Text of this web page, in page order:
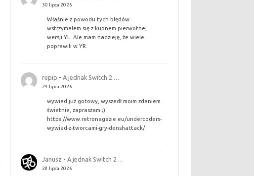
30 lipca 2026
Właśnie z powodu tych błędów
wstrzymałem się z kupnem pierwotnej
wersji YL. Ale mam nadzieję, że wiele
poprawili w YR.
repip - A jednak Switch 2 …
29 lipca 2026
wywiad już gotowy, wyszedł moim zdaniem
świetnie, zapraszam ;)
https://www.retronagazie.eu/undercoders-
wywiad-z-tworcami-gry-denshattack/
Janusz - A jednak Switch 2 …
28 lipca 2026